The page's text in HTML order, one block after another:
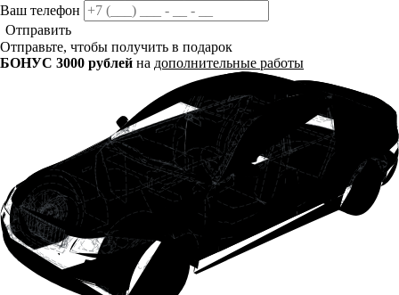
Ваш телефон
Отправить
Отправьте, чтобы получить в подарок
БОНУС 3000 рублей на дополнительные работы